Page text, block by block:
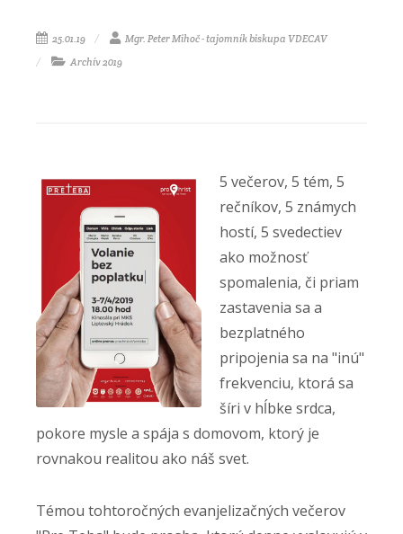
25.01.19
Mgr. Peter Mihoč - tajomník biskupa VDECAV
Archív 2019
5 večerov, 5 tém, 5
rečníkov, 5 známych
hostí, 5 svedectiev
ako možnosť
spomalenia, či priam
zastavenia sa a
bezplatného
pripojenia sa na "inú"
frekvenciu, ktorá sa
šíri v hĺbke srdca,
pokore mysle a spája s domovom, ktorý je
rovnakou realitou ako náš svet.
Témou tohtoročných evanjelizačných večerov